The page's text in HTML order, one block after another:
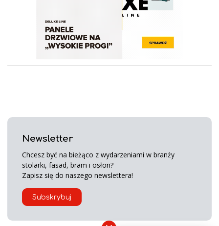
Newsletter
Chcesz być na bieżąco z wydarzeniami w branży
stolarki, fasad, bram i osłon?
Zapisz się do naszego newslettera!
Subskrybuj